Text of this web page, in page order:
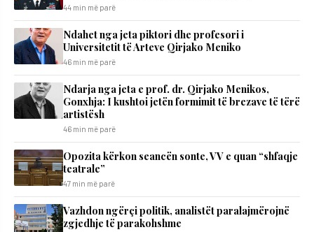
44 min më parë
Ndahet nga jeta piktori dhe profesori i
Universitetit të Arteve Qirjako Meniko
46 min më parë
Ndarja nga jeta e prof. dr. Qirjako Menikos,
Gonxhja: I kushtoi jetën formimit të brezave të tërë
artistësh
46 min më parë
Opozita kërkon seancën sonte, VV e quan “shfaqje
teatrale”
47 min më parë
Vazhdon ngërçi politik, analistët paralajmërojnë
zgjedhje të parakohshme